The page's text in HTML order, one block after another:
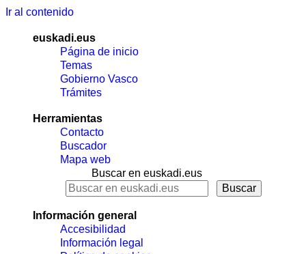
Ir al contenido
euskadi.eus
Página de inicio
Temas
Gobierno Vasco
Trámites
Herramientas
Contacto
Buscador
Mapa web
Buscar en euskadi.eus
Información general
Accesibilidad
Información legal